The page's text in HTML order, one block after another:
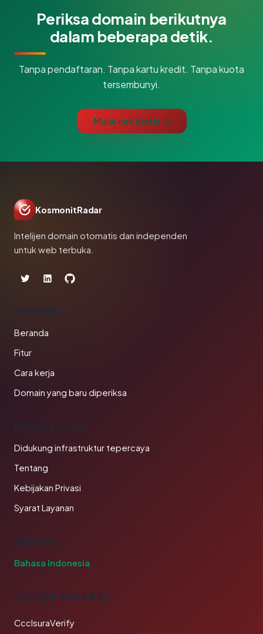
Periksa domain berikutnya
dalam beberapa detik.
Tanpa pendaftaran. Tanpa kartu kredit. Tanpa kuota
tersembunyi.
Mulai cek gratis →
KosmonitRadar
Intelijen domain otomatis dan independen
untuk web terbuka.
PRODUK
Beranda
Fitur
Cara kerja
Domain yang baru diperiksa
PERUSAHAAN
Didukung infrastruktur tepercaya
Tentang
Kebijakan Privasi
Syarat Layanan
BAHASA
Bahasa Indonesia
TAUTAN SAHABAT
CcclsuraVerify